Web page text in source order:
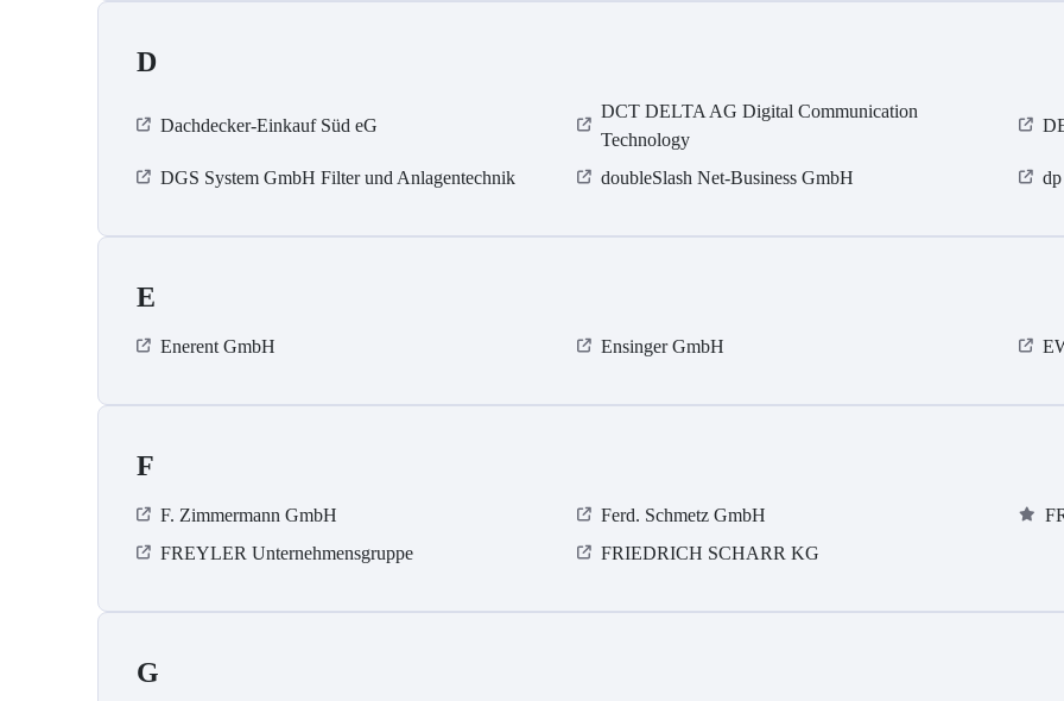
D
Dachdecker-Einkauf Süd eG
DCT DELTA AG Digital Communication
Technology
DGS System GmbH Filter und Anlagentechnik doubleSlash Net-Business GmbH
E
Enerent GmbH Ensinger GmbH
F
F. Zimmermann GmbH Ferd. Schmetz GmbH
FREYLER Unternehmensgruppe
FRIEDRICH SCHARR KG
G